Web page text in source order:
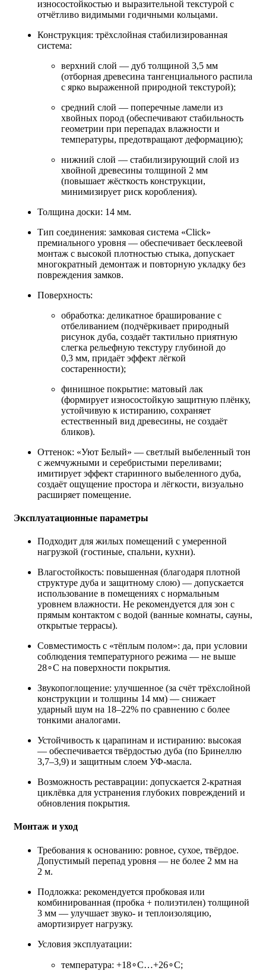
износостойкостью и выразительной текстурой с
отчётливо видимыми годичными кольцами.
Конструкция: трёхслойная стабилизированная
система:
верхний слой — дуб толщиной 3,5 мм
(отборная древесина тангенциального распила
с ярко выраженной природной текстурой);
средний слой — поперечные ламели из
хвойных пород (обеспечивают стабильность
геометрии при перепадах влажности и
температуры, предотвращают деформацию);
нижний слой — стабилизирующий слой из
хвойной древесины толщиной 2 мм
(повышает жёсткость конструкции,
минимизирует риск коробления).
Толщина доски: 14 мм.
Тип соединения: замковая система «Click»
премиального уровня — обеспечивает бесклеевой
монтаж с высокой плотностью стыка, допускает
многократный демонтаж и повторную укладку без
повреждения замков.
Поверхность:
обработка: деликатное браширование с
отбеливанием (подчёркивает природный
рисунок дуба, создаёт тактильно приятную
слегка рельефную текстуру глубиной до
0,3 мм, придаёт эффект лёгкой
состаренности);
финишное покрытие: матовый лак
(формирует износостойкую защитную плёнку,
устойчивую к истиранию, сохраняет
естественный вид древесины, не создаёт
бликов).
Оттенок: «Уют Белый» — светлый выбеленный тон
с жемчужными и серебристыми переливами;
имитирует эффект старинного выбеленного дуба,
создаёт ощущение простора и лёгкости, визуально
расширяет помещение.
Эксплуатационные параметры
Подходит для жилых помещений с умеренной
нагрузкой (гостиные, спальни, кухни).
Влагостойкость: повышенная (благодаря плотной
структуре дуба и защитному слою) — допускается
использование в помещениях с нормальным
уровнем влажности. Не рекомендуется для зон с
прямым контактом с водой (ванные комнаты, сауны,
открытые террасы).
Совместимость с «тёплым полом»: да, при условии
соблюдения температурного режима — не выше
28∘C на поверхности покрытия.
Звукопоглощение: улучшенное (за счёт трёхслойной
конструкции и толщины 14 мм) — снижает
ударный шум на 18–22% по сравнению с более
тонкими аналогами.
Устойчивость к царапинам и истиранию: высокая
— обеспечивается твёрдостью дуба (по Бринеллю
3,7–3,9) и защитным слоем УФ‑масла.
Возможность реставрации: допускается 2‑кратная
циклёвка для устранения глубоких повреждений и
обновления покрытия.
Монтаж и уход
Требования к основанию: ровное, сухое, твёрдое.
Допустимый перепад уровня — не более 2 мм на
2 м.
Подложка: рекомендуется пробковая или
комбинированная (пробка + полиэтилен) толщиной
3 мм — улучшает звуко‑ и теплоизоляцию,
амортизирует нагрузку.
Условия эксплуатации:
температура: +18∘C…+26∘C;